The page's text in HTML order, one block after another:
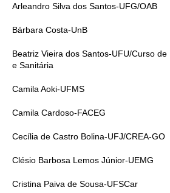
Arleandro Silva dos Santos-UFG/OAB
Bárbara Costa-UnB
Beatriz Vieira dos Santos-UFU/Curso
e Sanitária
Camila Aoki-UFMS
Camila Cardoso-FACEG
Cecília de Castro Bolina-UFJ/CREA-GO
Clésio Barbosa Lemos Júnior-UEMG
Cristina Paiva de Sousa-UFSCar